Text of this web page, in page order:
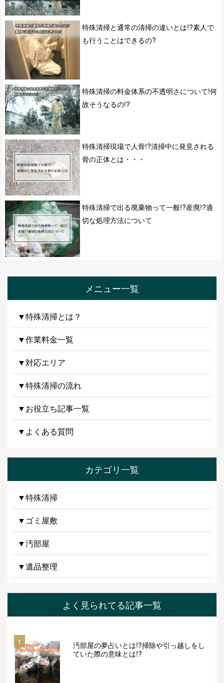
特殊清掃と通常の清掃の違いとは!?素人で
も行うことはできるの?
特殊清掃の料金体系の不透明さについて!何
故そうなるの!?
特殊清掃現場で人骨!?清掃中に発見される
骨の正体とは・・・
特殊清掃で出る廃棄物って一般!?産廃!?適
切な処理方法について
メニュー一覧
▼特殊清掃とは？
▼作業料金一覧
▼対応エリア
▼特殊清掃の流れ
▼お役立ち記事一覧
▼よくある質問
カテゴリ一覧
▼特殊清掃
▼ゴミ屋敷
▼汚部屋
▼遺品整理
よく見られてる記事一覧
1
汚部屋の夢占いとは!?掃除や引っ越しをし
ていた際の意味とは!?